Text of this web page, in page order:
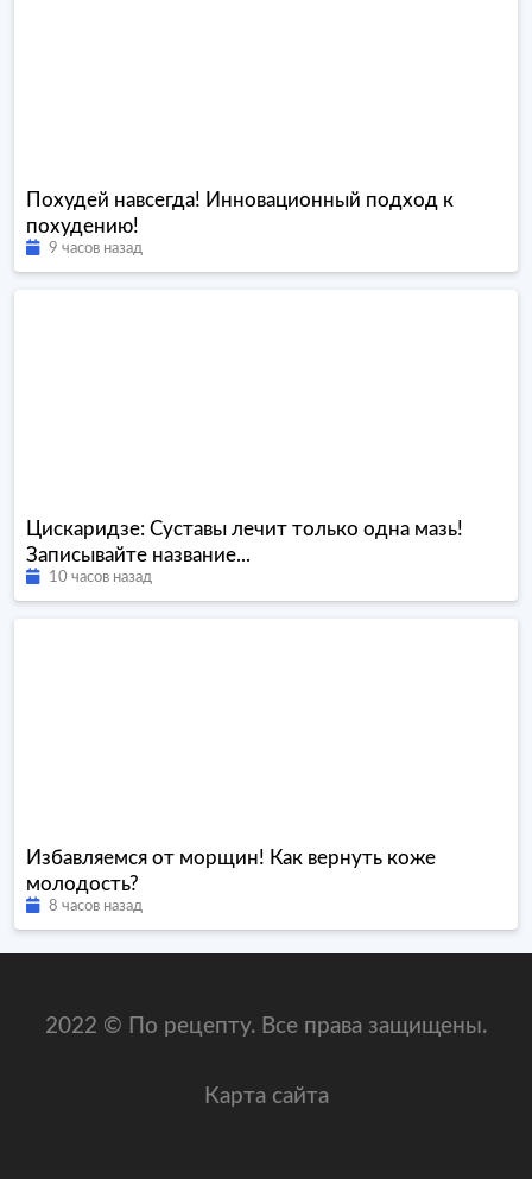
Похудей навсегда! Инновационный подход к
похудению!
9 часов назад
Цискаридзе: Суставы лечит только одна мазь!
Записывайте название...
10 часов назад
Избавляемся от морщин! Как вернуть коже
молодость?
8 часов назад
2022 © По рецепту. Все права защищены.
Карта сайта